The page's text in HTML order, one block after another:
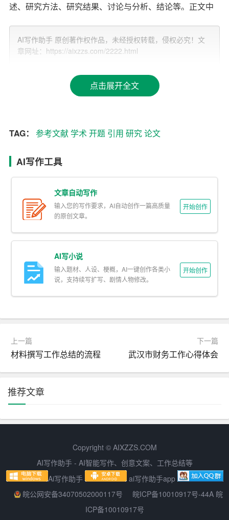
述、研究方法、研究结果、讨论与分析、结论等。正文中
增强论文的学术性和可信度。
引用 格式和数量：
论文开题：引用格式和数量相对较宽松。由于开题报告主
要是对研究方向和计划的描述，所以引用文献的数量通常
格式。
论文正文：引用格式和数量有较为严格的要求。正文中的
参考文献数量通常较多，有时甚至可以达到几十篇。引用
格式必须遵循学术规范，如APA、MLA、Chicago等，以
确保论文的质量和学术规范性。
断更新和修改你的计划。因此，开题报告的参考文献可能
不会完全出现在最终的论文正文中。
论文正文：在完成论文正文时，你需要对引用的文献进行
综上所述，论文开题和论文正文的参考文献在内容和目
献，以提高论文的质量和学术价值。
AI写作助手 原创著作权作品，未经授权转载，侵权必究！文
章网址：https://aixzzs.com/2222.html
点击展开全文
TAG： 参考文献 学术开题 引用 研究论文
AI写作工具
文章自动写作
输入您的写作要求，AI自动创作一篇高质量
的原创文章。
开始创作
AI写小说
输入题材、人设、梗概，AI一键创作各类小
说，支持续写扩写、剧情人物修改。
开始创作
上一篇
材料撰写工作总结的流程
下一篇
武汉市财务工作心得体会
推荐文章
Copyright © AIXZZS.COM
AI写作助手 - AI智能写作、创意文案、工作总结等
Ai写作助手
ai写作助手app
皖公网安备34070502000117号
皖ICP备10010917号-44A 皖
ICP备10010917号